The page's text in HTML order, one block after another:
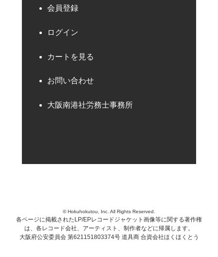
会員登録
ログイン
カートを見る
お問い合わせ
大阪南港社労務士事務所
© Hokuhokutou, Inc. All Rights Reserved.
各ページに掲載されたLP/EPレコードジャケット画像等に関する著作権
は、各レコード会社、アーティスト、制作者などに帰属します。
大阪府公安委員会 第621151803374号 道具商 合資会社ほくほくとう